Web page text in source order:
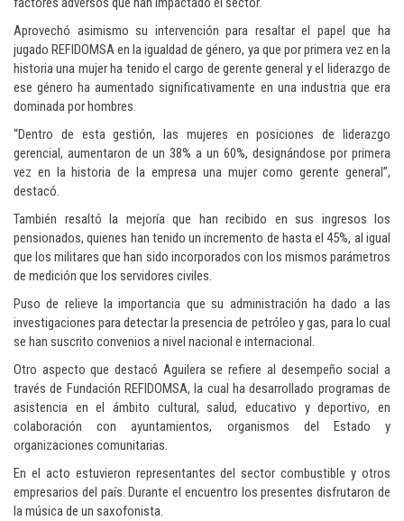
Aprovechó asimismo su intervención para resaltar el papel que ha
jugado REFIDOMSA en la igualdad de género, ya que por primera vez en la
historia una mujer ha tenido el cargo de gerente general y el liderazgo de
ese género ha aumentado significativamente en una industria que era
dominada por hombres.
“Dentro de esta gestión, las mujeres en posiciones de liderazgo
gerencial, aumentaron de un 38% a un 60%, designándose por primera
vez en la historia de la empresa una mujer como gerente general”,
destacó.
También resaltó la mejoría que han recibido en sus ingresos los
pensionados, quienes han tenido un incremento de hasta el 45%, al igual
que los militares que han sido incorporados con los mismos parámetros
de medición que los servidores civiles.
Puso de relieve la importancia que su administración ha dado a las
investigaciones para detectar la presencia de petróleo y gas, para lo cual
se han suscrito convenios a nivel nacional e internacional.
Otro aspecto que destacó Aguilera se refiere al desempeño social a
través de Fundación REFIDOMSA, la cual ha desarrollado programas de
asistencia en el ámbito cultural, salud, educativo y deportivo, en
colaboración con ayuntamientos, organismos del Estado y
organizaciones comunitarias.
En el acto estuvieron representantes del sector combustible y otros
empresarios del país. Durante el encuentro los presentes disfrutaron de
la música de un saxofonista.